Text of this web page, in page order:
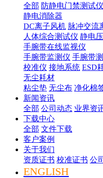
全部 防静电门禁测试仪
静电消除器
DC离子风机 脉冲交流
人体综合测试仪 静电
手腕带在线监视仪
手腕带监测仪 手腕带
校准仪 接地系统 ESD
无尘耗材
粘尘垫 无尘布 净化棉
新闻资讯
全部 公司动态 业界资
下载中心
全部 文件下载
客户案例
关于我们
资质证书 校准证书 公
ENGLISH